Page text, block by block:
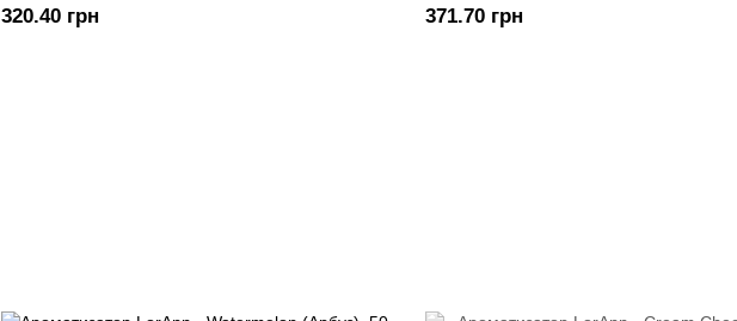
320.40 грн 371.70 грн